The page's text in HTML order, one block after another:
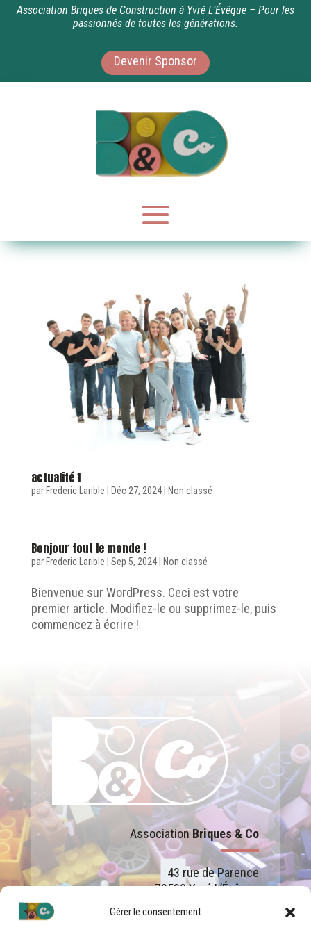
Gérer le consentement
Association Briques de Construction à Yvré L’Évêque – Pour les
passionnés de toutes les générations.
Devenir Sponsor
actualité 1
par Frederic Larible Déc 27, 2024| Non classé
Bonjour tout le monde !
par Frederic Larible Sep 5, 2024| Non classé
Bienvenue sur WordPress. Ceci est votre
premier article. Modifiez-le ou supprimez-le, puis
commencez à écrire !
AssociationBriques & Co
43 rue de Parence
72530 Yvré L’Évêque
Nous Contacter